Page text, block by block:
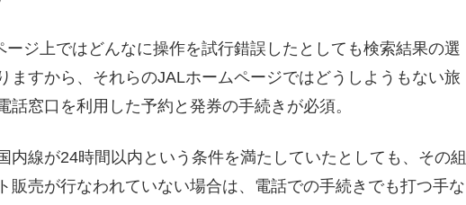
ジ上ではどんなに操作を試行錯誤したとしても検索結果の選
ますから、それらのJALホームページではどうしようもない旅
窓口を利用した予約と発券の手続きが必須。
内線が24時間以内という条件を満たしていたとしても、その組
販売が行なわれていない場合は、電話での手続きでも打つ手な